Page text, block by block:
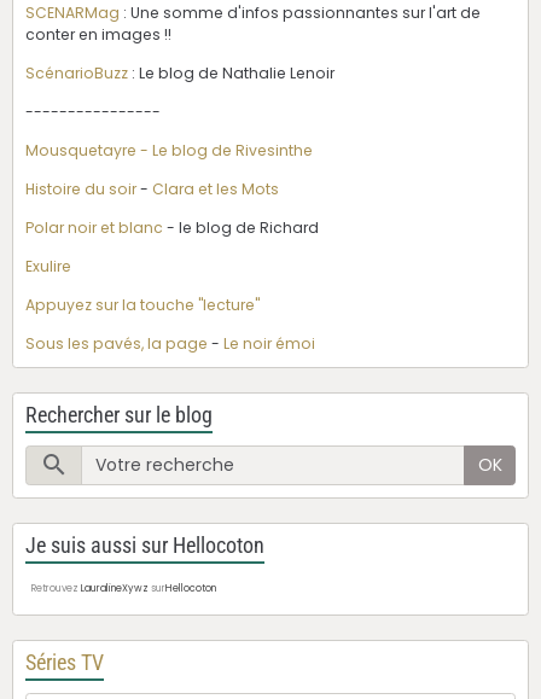
SCENARMag : Une somme d'infos passionnantes sur l'art de
conter en images !!
ScénarioBuzz : Le blog de Nathalie Lenoir
----------------
Mousquetayre - Le blog de Rivesinthe
Histoire du soir- Clara et les Mots
Polar noir et blanc - le blog de Richard
Exulire
Appuyez sur la touche "lecture"
Sous les pavés, la page - Le noir émoi
Rechercher sur le blog
OK
Je suis aussi sur Hellocoton
Retrouvez LauralineXywz surHellocoton
Séries TV